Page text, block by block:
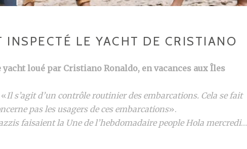
LE YACHT DE CRISTIANO
loué par Cristiano Ronaldo, en vacances aux Îles
Il s’agit d’un contrôle routinier des embarcations. Cela se fait
pas les usagers de ces embarcations».
faisaient la Une de l’hebdomadaire people Hola mercredi…